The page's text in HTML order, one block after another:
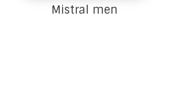
Mistral men